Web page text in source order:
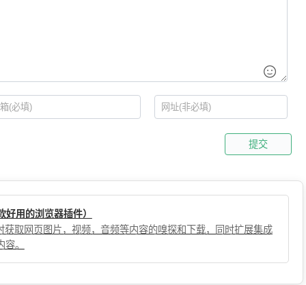
提交
用的浏览器插件）
取网页图片，视频，音频等内容的嗅探和下载，同时扩展集成
。